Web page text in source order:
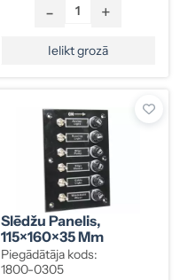
- +
Ielikt grozā
Slēdžu Panelis,
115×160×35 Mm
Piegādātāja kods:
1800-0305